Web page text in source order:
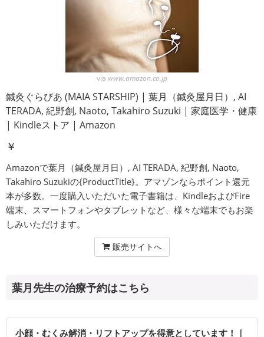
via www.amazon.co.jp
鍼灸ぐらびあ (MAIA STARSHIP) | 葉月（鍼灸屋月日）, AI
TERADA, 紀野創, Naoto, Takahiro Suzuki | 家庭医学・健康
| Kindleストア | Amazon
￥
Amazonで葉月（鍼灸屋月日）, AI TERADA, 紀野創, Naoto,
Takahiro Suzukiの{ProductTitle}。アマゾンならポイント還元
本が多数。一度購入いただいた電子書籍は、KindleおよびFire
端末、スマートフォンやタブレットなど、様々な端末でもお楽
しみいただけます。
販売サイトへ
葉月先生の治療予約はこちら
小顔・むくみ解消・リフトアップを得意としています！｜